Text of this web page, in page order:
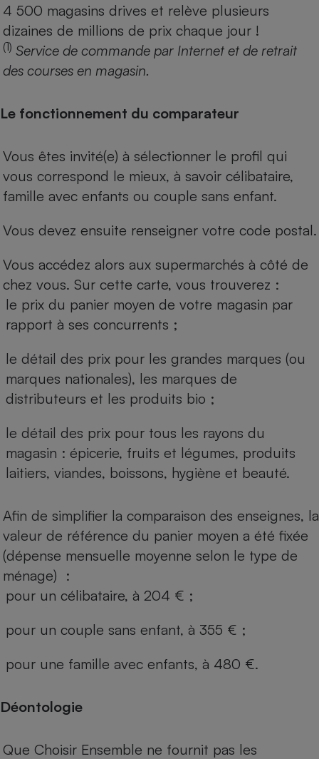
4 500 magasins drives et relève plusieurs
dizaines de millions de prix chaque jour !
(1) Service de commande par Internet et de retrait
des courses en magasin.
Le fonctionnement du comparateur
Vous êtes invité(e) à sélectionner le profil qui
vous correspond le mieux, à savoir célibataire,
famille avec enfants ou couple sans enfant.
Vous devez ensuite renseigner votre code postal.
Vous accédez alors aux supermarchés à côté de
chez vous. Sur cette carte, vous trouverez :
le prix du panier moyen de votre magasin par
rapport à ses concurrents ;
le détail des prix pour les grandes marques (ou
marques nationales), les marques de
distributeurs et les produits bio ;
le détail des prix pour tous les rayons du
magasin : épicerie, fruits et légumes, produits
laitiers, viandes, boissons, hygiène et beauté.
Afin de simplifier la comparaison des enseignes, la
valeur de référence du panier moyen a été fixée
(dépense mensuelle moyenne selon le type de
ménage) :
pour un célibataire, à 204 € ;
pour un couple sans enfant, à 355 € ;
pour une famille avec enfants, à 480 €.
Déontologie
Que Choisir Ensemble ne fournit pas les